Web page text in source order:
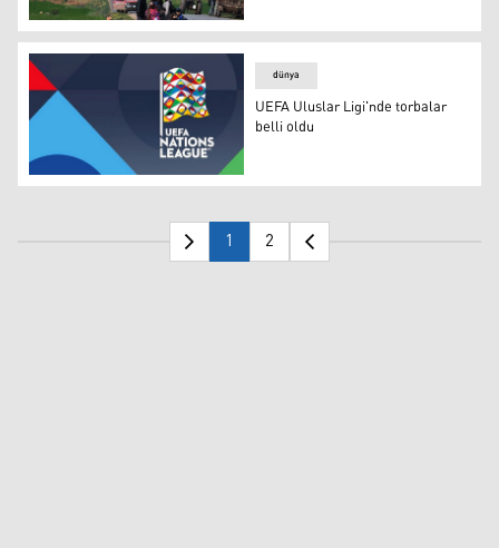
İnsan Hakları İzleme Örgütü: Afrin’deki gruplar
UEFA Uluslar Ligi'nde torbalar belli oldu
dünya
UEFA Uluslar Ligi'nde torbalar
belli oldu
1 2